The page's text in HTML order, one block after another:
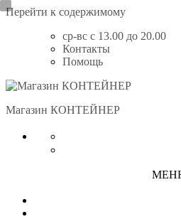
Перейти к содержимому
ср-вс с 13.00 до 20.00
Контакты
Помощь
Магазин КОНТЕЙНЕР